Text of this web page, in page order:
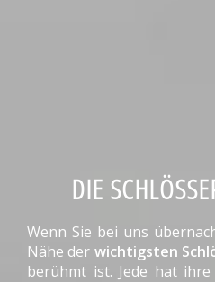
DIE
Wenn Sie bei uns
Nähe der wichtigsten
berühmt ist. Jede hat